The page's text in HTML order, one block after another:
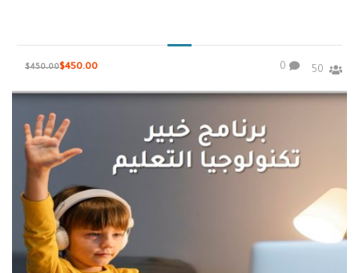
0
$450.00$450.00